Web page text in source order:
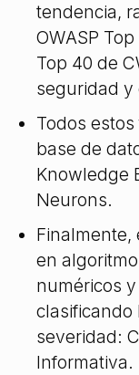
tendencia,
OWASP
Top 40 de
seguridad y
Todos
base de
Knowledge
Neurons.
Finalmente,
en
numéricos
severidad:
Informativa.